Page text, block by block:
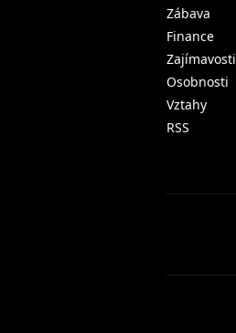
Zábava
Finance
Zajímavosti
Osobnosti
Vztahy
RSS